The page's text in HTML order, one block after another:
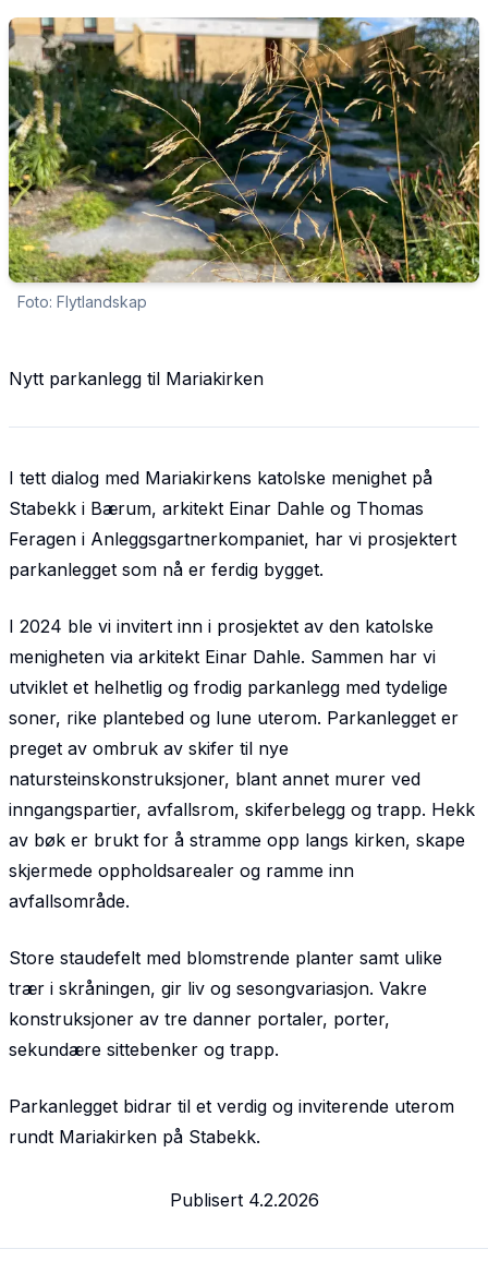
Foto: Flytlandskap
Nytt parkanlegg til Mariakirken
I tett dialog med Mariakirkens katolske menighet på
Stabekk i Bærum, arkitekt Einar Dahle og Thomas
Feragen i Anleggsgartnerkompaniet, har vi prosjektert
parkanlegget som nå er ferdig bygget.
I 2024 ble vi invitert inn i prosjektet av den katolske
menigheten via arkitekt Einar Dahle. Sammen har vi
utviklet et helhetlig og frodig parkanlegg med tydelige
soner, rike plantebed og lune uterom. Parkanlegget er
preget av ombruk av skifer til nye
natursteinskonstruksjoner, blant annet murer ved
inngangspartier, avfallsrom, skiferbelegg og trapp. Hekk
av bøk er brukt for å stramme opp langs kirken, skape
skjermede oppholdsarealer og ramme inn
avfallsområde.
Store staudefelt med blomstrende planter samt ulike
trær i skråningen, gir liv og sesongvariasjon. Vakre
konstruksjoner av tre danner portaler, porter,
sekundære sittebenker og trapp.
Parkanlegget bidrar til et verdig og inviterende uterom
rundt Mariakirken på Stabekk.
Publisert 4.2.2026